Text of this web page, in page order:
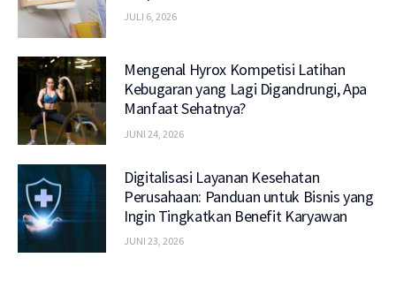
JULI 6, 2026
Mengenal Hyrox Kompetisi Latihan
Kebugaran yang Lagi Digandrungi, Apa
Manfaat Sehatnya?
JUNI 24, 2026
Digitalisasi Layanan Kesehatan
Perusahaan: Panduan untuk Bisnis yang
Ingin Tingkatkan Benefit Karyawan
JUNI 23, 2026